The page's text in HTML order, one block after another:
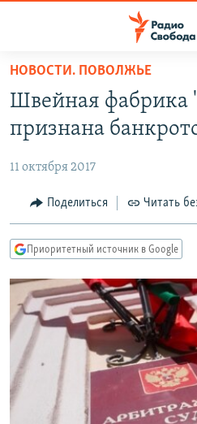
упрощенного
доступа
основному
Вернутся
главной
навигации
Вернутся
поиску
АВТОРСКИЕ ПРОЕКТЫ
ЦИТАТЫ СВОБОДЫ
МНЕНИЯ
IDEL.РЕАЛИИ
КАВКАЗ.РЕАЛИИ
СЕВЕР.РЕАЛИИ
СИБИРЬ.РЕАЛИИ
РАСПИСАНИЕ ВЕЩАНИЯ
ПОДПИШИТЕСЬ НА
НОВОСТИ. ПОВОЛЖЬЕ
Швейная фабрика
признана
11 октября 2017
Поделиться Читать
Приоритетный источник в Google